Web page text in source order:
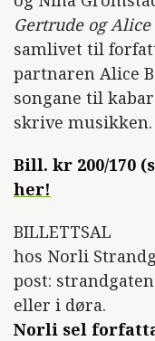
Gertrude og
samlivet til
partnaren Alice
songane til
skrive musikken.
Bill. kr 200/170
her!
BILLETTSAL
hos Norli
post:
eller i døra.
Norli sel